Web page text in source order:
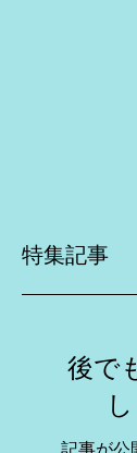
特集記事
後で